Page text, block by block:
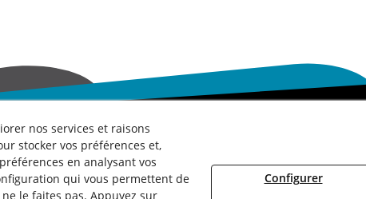
des Cookies Conseils Juridiques
Lundi au Vendredi :
15h00
nos services et raisons
stocker vos préférences et,
en analysant vos
qui vous permettent de
le faites pas. Appuyez sur
Configurer